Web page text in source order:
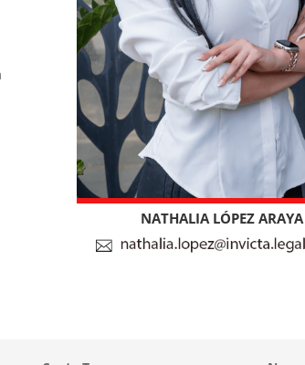
NATHALIA LÓPEZ ARAYA